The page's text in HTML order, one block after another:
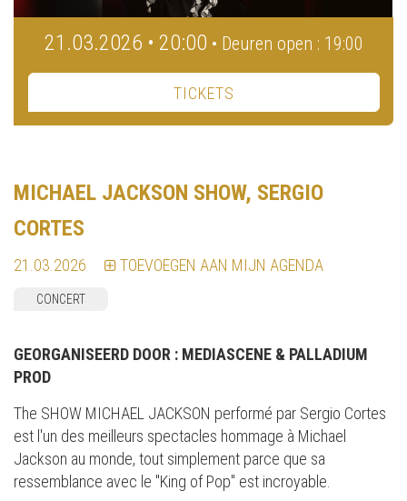
21.03.2026 • 20:00 • Deuren open : 19:00
TICKETS
MICHAEL JACKSON SHOW, SERGIO
CORTES
21.03.2026 TOEVOEGEN AAN MIJN AGENDA
CONCERT
GEORGANISEERD DOOR : MEDIASCENE & PALLADIUM
PROD
The SHOW MICHAEL JACKSON performé par Sergio Cortes
est l'un des meilleurs spectacles hommage à Michael
Jackson au monde, tout simplement parce que sa
ressemblance avec le "King of Pop" est incroyable.